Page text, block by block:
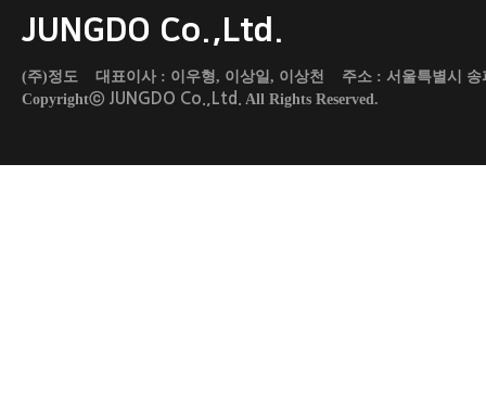
JUNGDO Co.,Ltd.
(주)정도 대표이사 : 이우형, 이상일, 이상천 주소 : 서울특별시 송
Copyrightⓒ JUNGDO Co.,Ltd. All Rights Reserved.